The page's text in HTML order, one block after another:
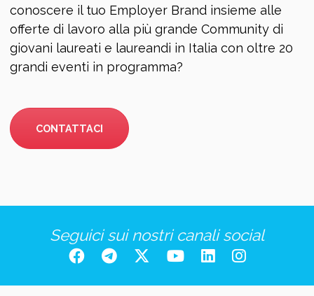
conoscere il tuo Employer Brand insieme alle
offerte di lavoro alla più grande Community di
giovani laureati e laureandi in Italia con oltre 20
grandi eventi in programma?
CONTATTACI
Seguici sui nostri canali social